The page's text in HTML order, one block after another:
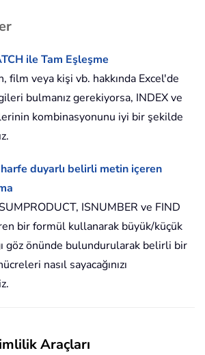
ile Tam Eşleşme
film veya kişi vb. hakkında Excel'de
bulmanız gerekiyorsa, INDEX ve
kombinasyonunu iyi bir şekilde
duyarlı belirli metin içeren
ISNUMBER ve FIND
bir formül kullanarak büyük/küçük
göz önünde bulundurularak belirli bir
nasıl sayacağınızı
Araçları